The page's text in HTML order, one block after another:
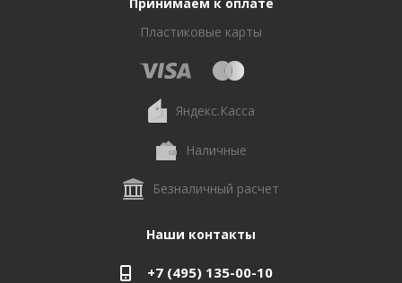
Пластиковые карты
Яндекс.Касса
Наличные
Безналичный расчет
Наши контакты
+7 (495) 135-00-10